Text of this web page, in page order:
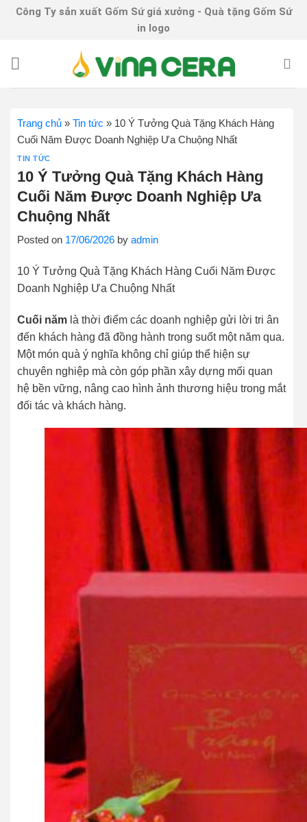
SkipCông Ty sản xuất Gốm Sứ giá xưởng - Quà tặng Gốm Sứ
in logo
Trang chủ » Tin tức » 10 Ý Tưởng Quà Tặng Khách Hàng
Cuối Năm Được Doanh Nghiệp Ưa Chuộng Nhất
TIN TỨC
10 Ý Tưởng Quà Tặng Khách Hàng
Cuối Năm Được Doanh Nghiệp Ưa
Chuộng Nhất
Posted on 17/06/2026 by admin
10 Ý Tưởng Quà Tặng Khách Hàng Cuối Năm Được
Doanh Nghiệp Ưa Chuộng Nhất
Cuối năm là thời điểm các doanh nghiệp gửi lời tri ân
đến khách hàng đã đồng hành trong suốt một năm qua.
Một món quà ý nghĩa không chỉ giúp thể hiện sự
chuyên nghiệp mà còn góp phần xây dựng mối quan
hệ bền vững, nâng cao hình ảnh thương hiệu trong mắt
đối tác và khách hàng.